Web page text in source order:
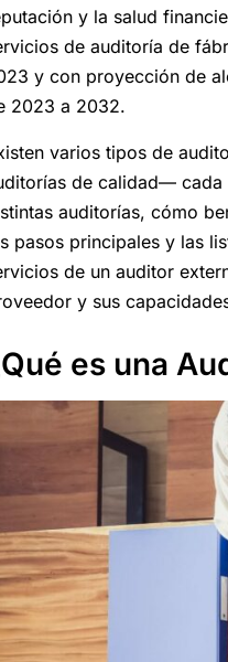
y la salud
de auditoría de
y con proyección de
2023 a 2032.
varios tipos de
de calidad— cada
auditorías, cómo
pasos principales y las
de un auditor
y sus
es una